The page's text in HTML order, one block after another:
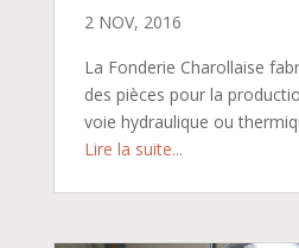
2 NOV, 2016
La Fonderie Charollaise
des pièces pour la
voie hydraulique ou
Lire la suite...